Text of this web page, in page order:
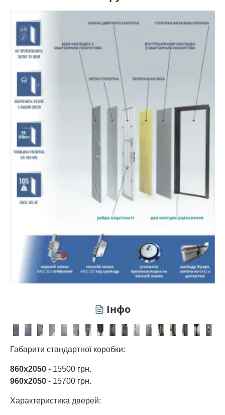
Інфо
Габарити стандартної коробки:
860х2050 - 15500 грн.
960х2050 - 15700 грн.
Характеристика дверей: